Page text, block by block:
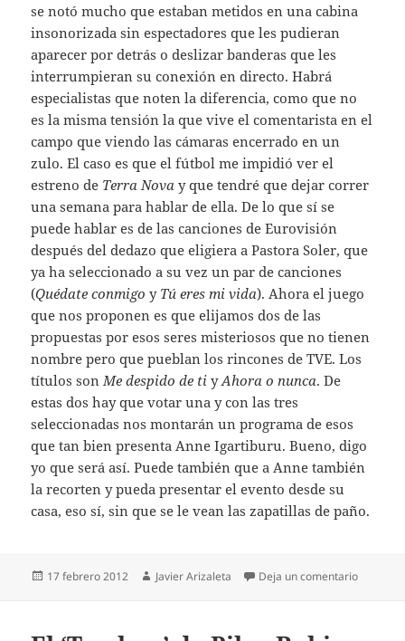
se notó mucho que estaban metidos en una cabina
insonorizada sin espectadores que les pudieran
aparecer por detrás o deslizar banderas que les
interrumpieran su conexión en directo. Habrá
especialistas que noten la diferencia, como que no
es la misma tensión la que vive el comentarista en el
campo que viendo las cámaras encerrado en un
zulo. El caso es que el fútbol me impidió ver el
estreno de Terra Nova y que tendré que dejar correr
una semana para hablar de ella. De lo que sí se
puede hablar es de las canciones de Eurovisión
después del dedazo que eligiera a Pastora Soler, que
ya ha seleccionado a su vez un par de canciones
(Quédate conmigo y Tú eres mi vida). Ahora el juego
que nos proponen es que elijamos dos de las
propuestas por esos seres misteriosos que no tienen
nombre pero que pueblan los rincones de TVE. Los
títulos sonMe despido de ti yAhora o nunca. De
estas dos hay que votar una y con las tres
seleccionadas nos montarán un programa de esos
que tan bien presenta Anne Igartiburu. Bueno, digo
yo que será así. Puede también que a Anne también
la recorten y pueda presentar el evento desde su
casa, eso sí, sin que se le vean las zapatillas de paño.
Publicado
17 febrero 2012 Autor
Javier Arizaleta Deja un comentarioen